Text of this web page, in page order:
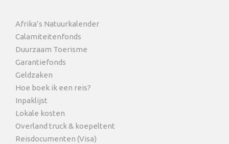
Afrika’s Natuurkalender
Calamiteitenfonds
Duurzaam Toerisme
Garantiefonds
Geldzaken
Hoe boek ik een reis?
Inpaklijst
Lokale kosten
Overland truck & koepeltent
Reisdocumenten (Visa)